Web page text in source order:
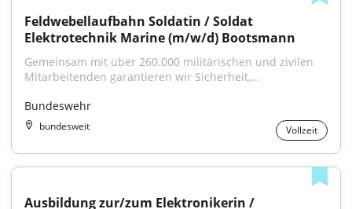
Feldwebellaufbahn Soldatin / Soldat
Elektrotechnik Marine (m/w/d) Bootsmann
Gemeinsam mit über 260.000 militärischen und zivilen
Mitarbeitenden garantieren wir Sicherheit,...
Bundeswehr
bundesweit Vollzeit
Ausbildung zur/zum Elektronikerin /